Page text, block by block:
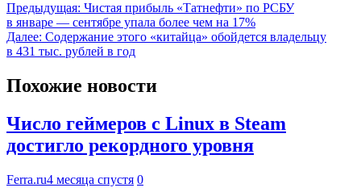
Предыдущая: Чистая прибыль «Татнефти» по РСБУ
в январе — сентябре упала более чем на 17%
Далее: Содержание этого «китайца» обойдется владельцу
в 431 тыс. рублей в год
Похожие новости
Число геймеров с Linux в Steam
достигло рекордного уровня
Ferra.ru4 месяца спустя 0